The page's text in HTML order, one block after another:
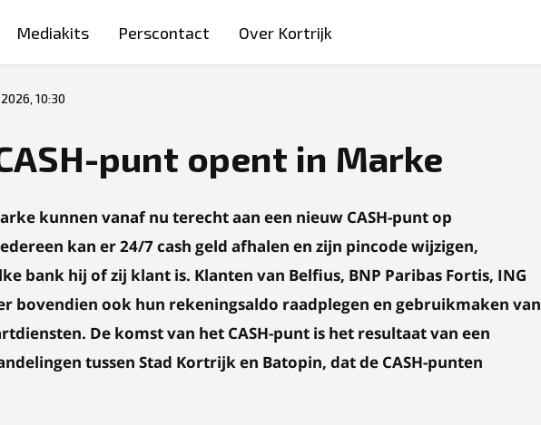
Mediakits Perscontact Over Kortrijk
10:30
punt opent in Marke
kunnen vanaf nu terecht aan een nieuw CASH-punt op
kan er 24/7 cash geld afhalen en zijn pincode wijzigen,
bank hij of zij klant is. Klanten van Belfius, BNP Paribas Fortis, ING
bovendien ook hun rekeningsaldo raadplegen en gebruikmaken van
De komst van het CASH-punt is het resultaat van een
tussen Stad Kortrijken Batopin, dat de CASH-punten